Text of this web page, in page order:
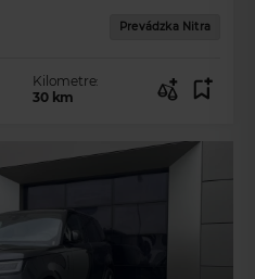
Prevádzka Nitra
Kilometre:
30 km